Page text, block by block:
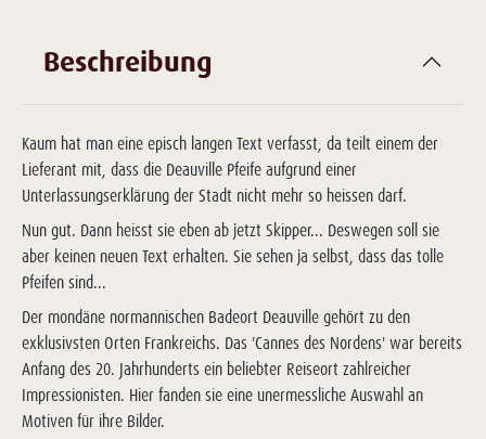
Beschreibung
Kaum hat man eine episch langen Text verfasst, da teilt einem der
Lieferant mit, dass die Deauville Pfeife aufgrund einer
Unterlassungserklärung der Stadt nicht mehr so heissen darf.
Nun gut. Dann heisst sie eben ab jetzt Skipper... Deswegen soll sie
aber keinen neuen Text erhalten. Sie sehen ja selbst, dass das tolle
Pfeifen sind...
Der mondäne normannischen Badeort Deauville gehört zu den
exklusivsten Orten Frankreichs. Das 'Cannes des Nordens' war bereits
Anfang des 20. Jahrhunderts ein beliebter Reiseort zahlreicher
Impressionisten. Hier fanden sie eine unermessliche Auswahl an
Motiven für ihre Bilder.